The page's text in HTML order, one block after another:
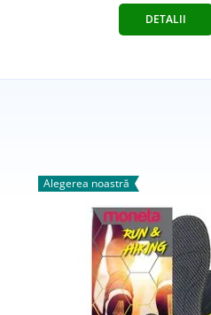
DETALII
Alegerea noastră